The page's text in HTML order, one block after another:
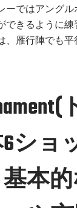
ーではアング
できるように練
、雁行陣でも平
ショ
本